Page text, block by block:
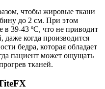
чтобы жировые ткани
до 2 см. При этом
в 39-43 ºС, что не приводит
когда производится
бедра, которая обладает
пациент может ощущать
тканей.